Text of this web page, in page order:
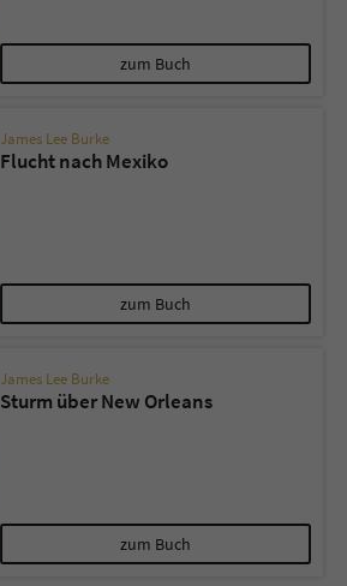
zum Buch
James Lee Burke
Flucht nach Mexiko
zum Buch
James Lee Burke
Sturm über New Orleans
zum Buch